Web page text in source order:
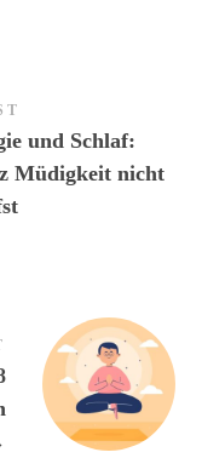
und Schlaf:
Müdigkeit nicht